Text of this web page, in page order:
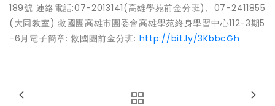
189號 連絡電話:07-2013141(高雄學苑前金分班)、07-2411855
(大同教室) 救國團高雄市團委會高雄學苑終身學習中心112-3期5
-6月電子簡章: 救國團前金分班: http://bit.ly/3KbbcGh